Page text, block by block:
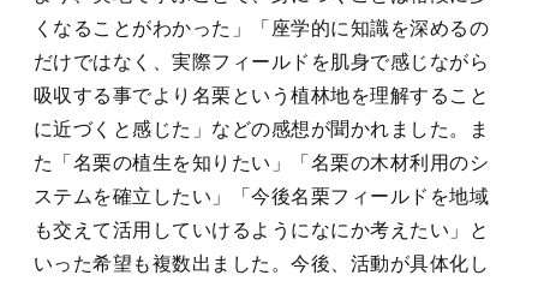
くなることがわかった」「座学的に知識を深めるの
だけではなく、実際フィールドを肌身で感じながら
吸収する事でより名栗という植林地を理解すること
に近づくと感じた」などの感想が聞かれました。ま
た「名栗の植生を知りたい」「名栗の木材利用のシ
ステムを確立したい」「今後名栗フィールドを地域
も交えて活用していけるようになにか考えたい」と
いった希望も複数出ました。今後、活動が具体化し